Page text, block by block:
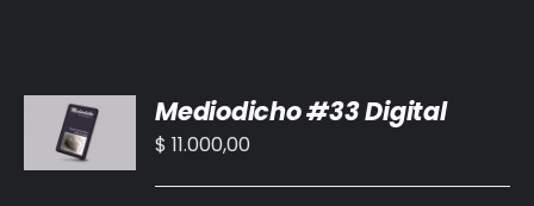
AL
CARRITO
/
Mediodicho #33 Digital
$ 11.000,00